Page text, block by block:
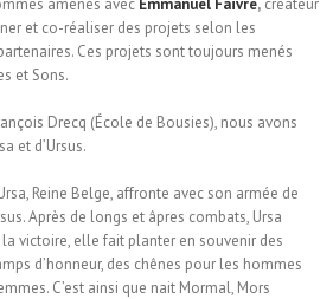
amenés avec Emmanuel Faivre, créateur
et co-réaliser des projets selon les
Ces projets sont toujours menés
et Sons.
Drecq (École de Bousies), nous avons
et d’Ursus.
Reine Belge, affronte avec son armée de
Après de longs et âpres combats, Ursa
victoire, elle fait planter en souvenir des
d’honneur, des chênes pour les hommes
C’est ainsi que nait Mormal, Mors